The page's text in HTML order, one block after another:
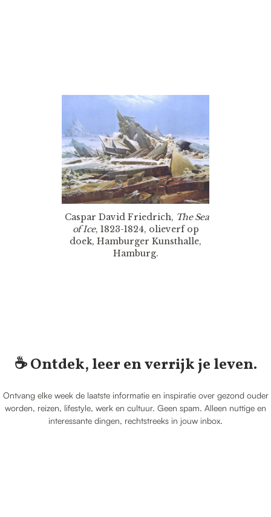
Caspar David Friedrich, The Sea
of Ice, 1823-1824, olieverf op
doek, Hamburger Kunsthalle,
Hamburg.
☕️ Ontdek, leer en verrijk je leven.
Ontvang elke week de laatste informatie en inspiratie over gezond ouder
worden, reizen, lifestyle, werk en cultuur. Geen spam. Alleen nuttige en
interessante dingen, rechtstreeks in jouw inbox.